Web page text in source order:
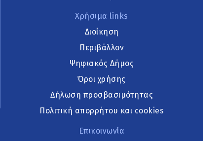
Χρήσιμα links
Διοίκηση
Περιβάλλον
Ψηφιακός Δήμος
Όροι χρήσης
Δήλωση προσβασιμότητας
Πολιτική απορρήτου και cookies
Επικοινωνία